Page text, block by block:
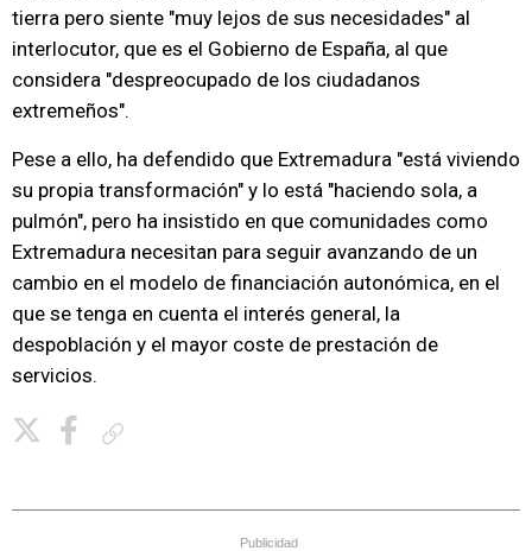
tierra pero siente "muy lejos de sus necesidades" al
interlocutor, que es el Gobierno de España, al que
considera "despreocupado de los ciudadanos
extremeños".
Pese a ello, ha defendido que Extremadura "está viviendo
su propia transformación" y lo está "haciendo sola, a
pulmón", pero ha insistido en que comunidades como
Extremadura necesitan para seguir avanzando de un
cambio en el modelo de financiación autonómica, en el
que se tenga en cuenta el interés general, la
despoblación y el mayor coste de prestación de
servicios.
Publicidad